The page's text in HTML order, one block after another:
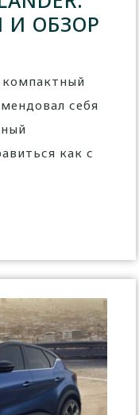
И ОБЗОР
себя
как с